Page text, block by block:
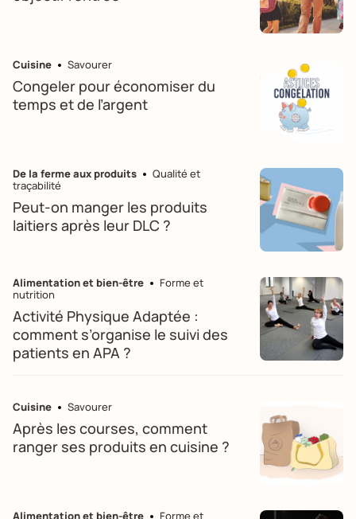
Cuisine Savourer
Congeler pour économiser du
temps et de l’argent
De la ferme aux produits
Qualité et
traçabilité
Peut-on manger les produits
laitiers après leur DLC ?
Alimentation et bien-être
Forme et
nutrition
Activité Physique Adaptée :
comment s’organise le suivi des
patients en APA ?
Cuisine Savourer
Après les courses, comment
ranger ses produits en cuisine ?
Alimentation et bien-être Forme et